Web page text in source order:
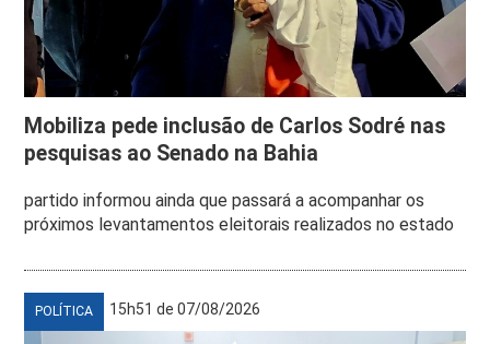
Mobiliza pede inclusão de Carlos Sodré nas
pesquisas ao Senado na Bahia
partido informou ainda que passará a acompanhar os
próximos levantamentos eleitorais realizados no estado
POLÍTICA 15h51 de 07/08/2026